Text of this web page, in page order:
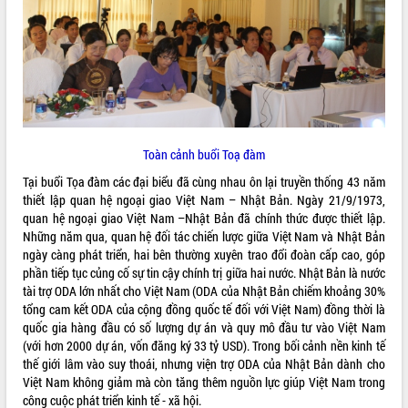
ĐIỂM TIN VĂN BẢN
QUY HOẠCH - KẾ HOẠCH
Toàn cảnh buổi Toạ đàm
Tại buổi Tọa đàm các đại biểu đã cùng nhau ôn lại truyền thống 43 năm
thiết lập quan hệ ngoại giao Việt Nam – Nhật Bản. Ngày 21/9/1973,
quan hệ ngoại giao Việt Nam –Nhật Bản đã chính thức được thiết lập.
Những năm qua, quan hệ đối tác chiến lược giữa Việt Nam và Nhật Bản
ngày càng phát triển, hai bên thường xuyên trao đổi đoàn cấp cao, góp
phần tiếp tục củng cố sự tin cậy chính trị giữa hai nước. Nhật Bản là nước
tài trợ ODA lớn nhất cho Việt Nam (ODA của Nhật Bản chiếm khoảng 30%
tổng cam kết ODA của cộng đồng quốc tế đối với Việt Nam) đồng thời là
quốc gia hàng đầu có số lượng dự án và quy mô đầu tư vào Việt Nam
(với hơn 2000 dự án, vốn đăng ký 33 tỷ USD). Trong bối cảnh nền kinh tế
thế giới lâm vào suy thoái, nhưng viện trợ ODA của Nhật Bản dành cho
Việt Nam không giảm mà còn tăng thêm nguồn lực giúp Việt Nam trong
công cuộc phát triển kinh tế - xã hội.